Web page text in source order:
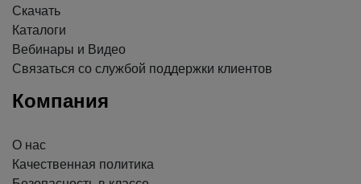
Скачать
Каталоги
Вебинары и Видео
Связаться со службой поддержки клиентов
Компания
О нас
Качественная политика